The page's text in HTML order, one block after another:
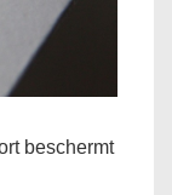
beschermt